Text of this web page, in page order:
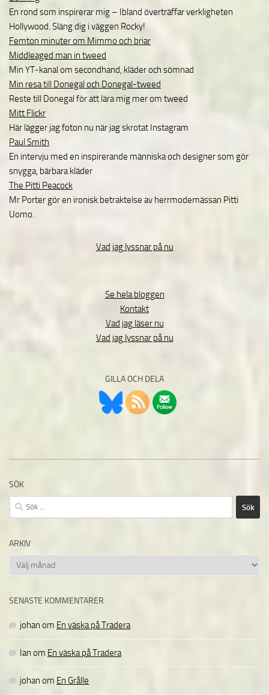
En rond som inspirerar mig – Ibland överträffar verkligheten
Hollywood. Släng dig i väggen Rocky!
Femton minuter om Mimmo och briar
Middleaged man in tweed
Min YT-kanal om secondhand, kläder och sömnad
Min resa till Donegal och Donegal-tweed
Reste till Donegal för att lära mig mer om tweed
Mitt Flickr
Här lägger jag foton nu när jag skrotat Instagram
Paul Smith
En intervju med en inspirerande människa och designer som gör
snygga, bärbara kläder
The Pitti Peacock
Mr Porter gör en ironisk betraktelse av herrmodemässan Pitti
Uomo.
Vad jag lyssnar på nu
Se hela bloggen
Kontakt
Vad jag läser nu
Vad jag lyssnar på nu
GILLA OCH DELA
SÖK
Sök
efter:
ARKIV
Arkiv
SENASTE KOMMENTARER
johan om En väska på Tradera
Ian om En väska på Tradera
johan om En Grålle